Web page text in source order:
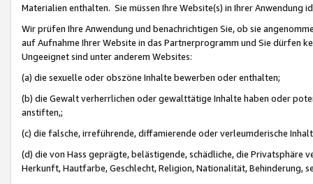
Materialien enthalten. Sie müssen Ihre Website(s) in Ihrer Anwendung
Wir prüfen Ihre Anwendung und benachrichtigen Sie, ob sie
auf Aufnahme Ihrer Website in das Partnerprogramm und Sie dürfen
Ungeeignet sind unter anderem Websites:
(a) die sexuelle oder obszöne Inhalte bewerben oder enthalten;
(b) die Gewalt verherrlichen oder gewalttätige Inhalte haben oder
anstiften,;
(c) die falsche, irreführende, diffamierende oder verleumderische
(d) die von Hass geprägte, belästigende, schädliche, die Privatsphäre
Herkunft, Hautfarbe, Geschlecht, Religion, Nationalität, Behinderung,